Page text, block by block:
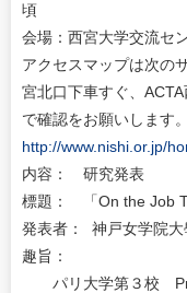
頃
会場：西宮大学交流セ
アクセスマップは次の
宮北口下車すぐ、
で確認をお願いします。
http://www.nishi.or.jp/
内容： 研究発表
標題： 「On the Job
発表者： 神戸女学
趣旨：
パリ大学第３校